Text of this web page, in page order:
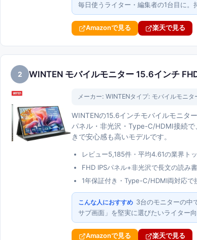
毎日使うライター・編集者の1台目に。
Amazonで見る 楽天で見る
2 WINTEN モバイルモニター 15.6インチ
メーカー: WINTENタイプ: モバイルモニタ
WINTENの15.6インチモバイルモニタ
パネル・非光沢・Type-C/HDMI接続
きで安心感も高いモデルです。
レビュー5,185件・平均4.61の業界ト
FHD IPSパネル+非光沢で長文の読み
1年保証付き・Type-C/HDMI両対応で
こんな人におすすめ 3台のモニターの中
サブ画面」を堅実に選びたいライター
Amazonで見る 楽天で見る